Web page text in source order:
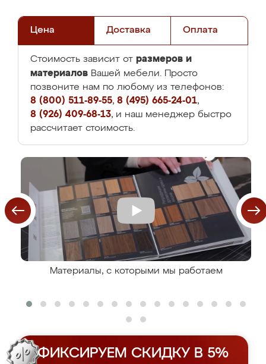
Цена Доставка Оплата
Стоимость зависит от размеров и
материалов Вашей мебели. Просто
позвоните нам по любому из телефонов:
8 (800) 511-89-55, 8 (495) 665-24-01,
8 (926) 409-68-13, и наш менеджер быстро
рассчитает стоимость.
Материалы, с которыми мы работаем
ФИКСИРУЕМ СКИДКУ В 5%